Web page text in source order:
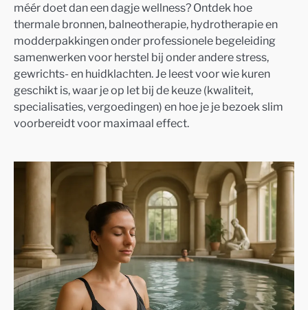
méér doet dan een dagje wellness? Ontdek hoe
thermale bronnen, balneotherapie, hydrotherapie en
modderpakkingen onder professionele begeleiding
samenwerken voor herstel bij onder andere stress,
gewrichts- en huidklachten. Je leest voor wie kuren
geschikt is, waar je op let bij de keuze (kwaliteit,
specialisaties, vergoedingen) en hoe je je bezoek slim
voorbereidt voor maximaal effect.